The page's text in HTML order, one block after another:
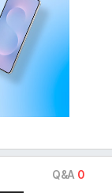
Q&A 0